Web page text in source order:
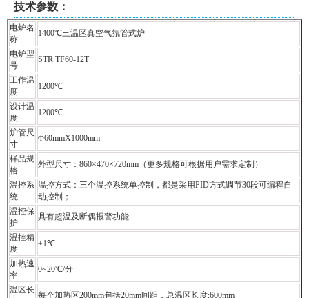
技术参数：
电炉名
称
1400℃三温区真空气氛管式炉
电炉型
号
STR TF60-12T
工作温
度
1200℃
设计温
度
1200℃
炉管尺
寸
Φ60mmX1000mm
样品规
格
外型尺寸：860×470×720mm（更多规格可根据用户需求定制）
温控系
统
温控方式：三个温控系统单控制，都是采用PID方式调节30段可编程自
动控制；
温控保
护
具有超温及断偶报警功能
温控精
度
±1℃
加热速
率
0~20℃/分
温区长
每个加热区200mm包括20mm间距，总温区长度:600mm